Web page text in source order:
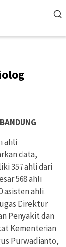
ahli
data,
357 ahli dari
568 ahli
asisten ahli.
Direktur
Penyakit dan
Kementerian
Purwadianto,